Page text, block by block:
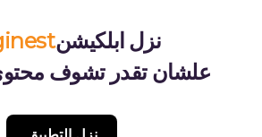
نزل ابلكيشن
علشان تقدر تشوف